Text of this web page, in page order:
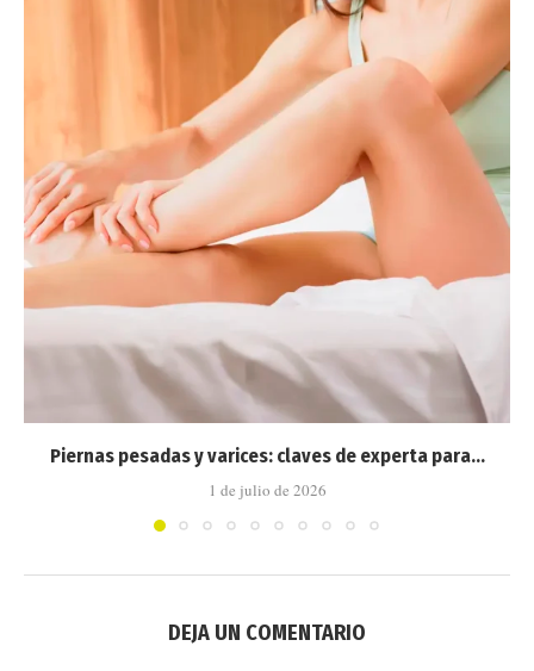
Piernas pesadas y varices: claves de experta para...
1 de julio de 2026
DEJA UN COMENTARIO